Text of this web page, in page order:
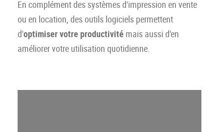
En complément des systèmes d'impression en vente
ou en location, des outils logiciels permettent
d'optimiser votre productivité mais aussi d'en
améliorer votre utilisation quotidienne.